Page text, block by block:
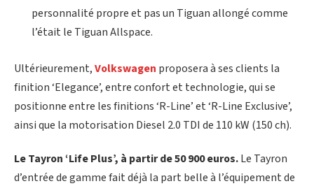
personnalité propre et pas un Tiguan allongé comme
l’était le Tiguan Allspace.
Ultérieurement,Volkswagen proposera à ses clients la
finition ‘Elegance’, entre confort et technologie, qui se
positionne entre les finitions ‘R-Line’ et ‘R-Line Exclusive’,
ainsi que la motorisation Diesel 2.0 TDI de 110 kW (150 ch).
Le Tayron ‘Life Plus’, à partir de 50 900 euros.Le Tayron
d’entrée de gamme fait déjà la part belle à l’équipement de